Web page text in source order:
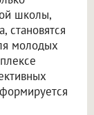
школы,
становятся
молодых